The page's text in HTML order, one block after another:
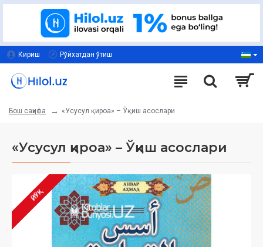
Кириш Рўйхатдан ўтиш
Бош саҳифа «Усусул қироа» – Ўқиш асослари
«Усусул қироа» – Ўқиш асослари
ЙЎҚ